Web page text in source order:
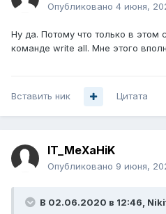
Опубликовано 4 июня,
Ну да. Потому что только в этом
команде write all. Мне этого
Вставить ник Цитата
IT_MeXaHiK
Опубликовано 9 июня,
В 02.06.2020 в 12:46,